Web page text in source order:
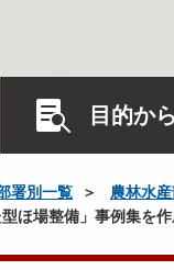
目的か
署別一覧 農林水
型ほ場整備」事例集を